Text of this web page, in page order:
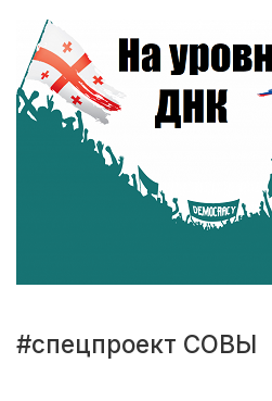
#спецпроект СОВЫ